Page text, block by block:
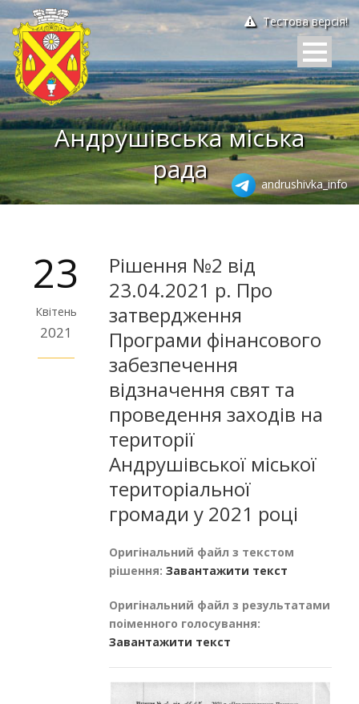
Тестова версія!
Андрушівська міська
рада
andrushivka_info
23
Квітень
2021
Рішення №2 від
23.04.2021 р. Про
затвердження
Програми фінансового
забезпечення
відзначення свят та
проведення заходів на
території
Андрушівської міської
територіальної
громади у 2021 році
Оригінальний файл з текстом
рішення: Завантажити текст
Оригінальний файл з результатами
поіменного голосування:
Завантажити текст